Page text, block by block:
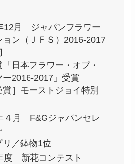
12月 ジャパンフラワー
ョン（ＪＦＳ）2016-2017
日本フラワー・オブ・
ー2016-2017」受賞
賞］モーストジョイ特別
４月 F&Gジャパンセレ
リ／鉢物1位
度 新花コンテスト